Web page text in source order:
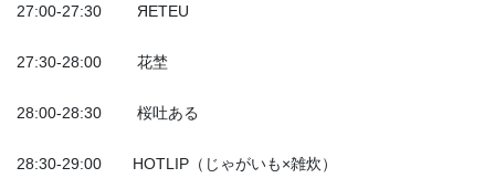
27:00-27:30 ЯETEU
27:30-28:00 花埜
28:00-28:30 桜吐ある
28:30-29:00 HOTLIP（じゃがいも×雑炊）